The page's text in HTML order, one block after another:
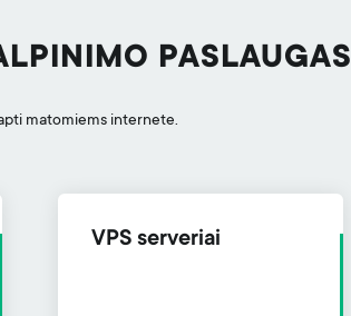
PASLAUGAS
matomiems internete.
VPS serveriai